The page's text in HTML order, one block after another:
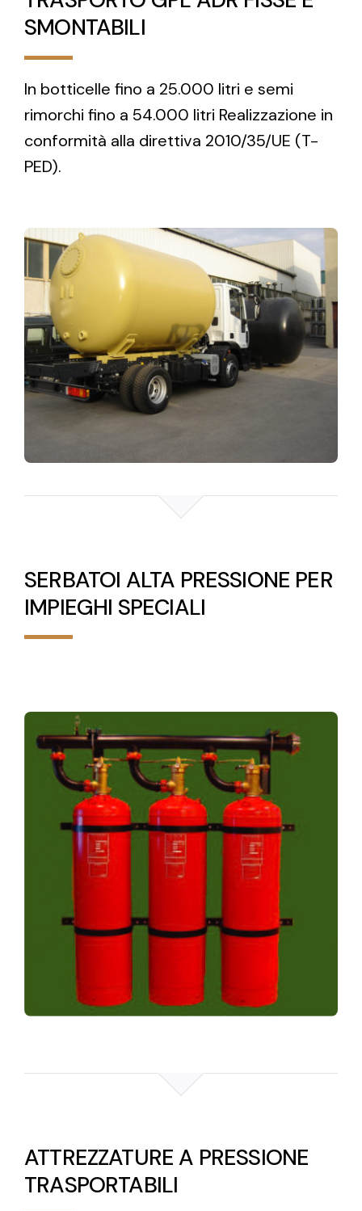
SMONTABILI
In botticelle fino a 25.000 litri e semi
rimorchi fino a 54.000 litri Realizzazione in
conformità alla direttiva 2010/35/UE (T-
PED).
SERBATOI ALTA PRESSIONE PER
IMPIEGHI SPECIALI
ATTREZZATURE A PRESSIONE
TRASPORTABILI